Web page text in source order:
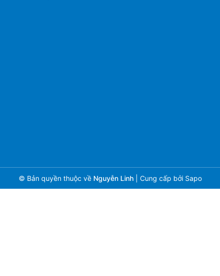
© Bản quyền thuộc về Nguyễn Linh Cung cấp bởi Sapo